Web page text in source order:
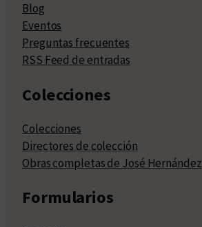
Blog
Eventos
Preguntas frecuentes
RSS Feed de entradas
Colecciones
Colecciones
Directores de colección
Obras completas de José Hernández
Formularios